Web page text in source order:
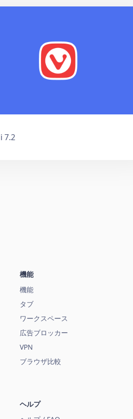
7.2
機能
機能
タブ
ワークスペース
広告ブロッカー
VPN
ブラウザ比較
ヘルプ